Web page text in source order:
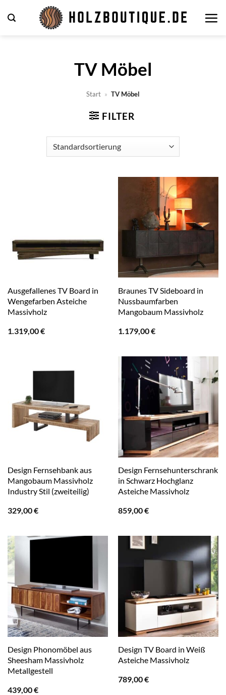
Inhalt
TV Möbel
Start » TV Möbel
FILTER
Ausgefallenes TV Board in
Wengefarben Asteiche
Massivholz
1.319,00€
Braunes TV Sideboard in
Nussbaumfarben
Mangobaum Massivholz
1.179,00€
Design Fernsehbank aus
Mangobaum Massivholz
Industry Stil (zweiteilig)
329,00€
Design Fernsehunterschrank
in Schwarz Hochglanz
Asteiche Massivholz
859,00€
Design Phonomöbel aus
Sheesham Massivholz
Metallgestell
439,00€
Design TV Board in Weiß
Asteiche Massivholz
789,00€